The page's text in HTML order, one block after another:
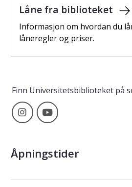
Låne fra biblioteket
Informasjon om hvordan du
låneregler og priser.
Finn Universitetsbiblioteket på
InstagramYoutube
Åpningstider